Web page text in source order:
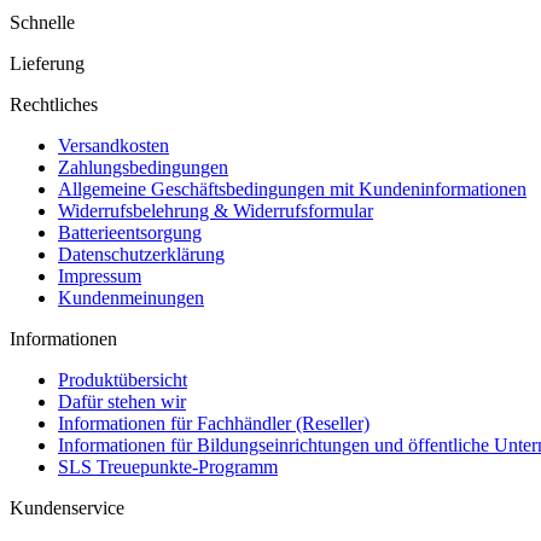
Schnelle
Lieferung
Rechtliches
Versandkosten
Zahlungsbedingungen
Allgemeine Geschäftsbedingungen mit Kundeninformationen
Widerrufsbelehrung & Widerrufsformular
Batterieentsorgung
Datenschutzerklärung
Impressum
Kundenmeinungen
Informationen
Produktübersicht
Dafür stehen wir
Informationen für Fachhändler (Reseller)
Informationen für Bildungseinrichtungen und öffentliche
SLS Treuepunkte-Programm
Kundenservice